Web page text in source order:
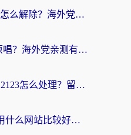
优酷手机app地域限制怎么解除？海外党亲测有效的追剧方案
全民K歌国外如何听原唱？海外党亲测有效的回国加速器选择指南
在海外如果使用交管12123怎么处理？留学生亲测有效的回国加速方案
海外看国内电视直播用什么网站比较好？一篇解决你所有追剧难题的实用指南